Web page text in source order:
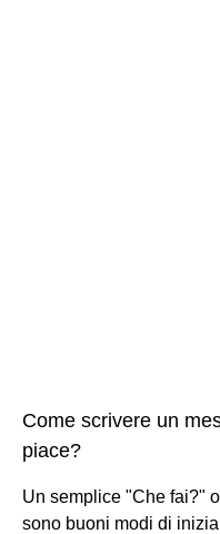
Come scrivere un
piace?
Un semplice "Che fai?"
sono buoni modi di